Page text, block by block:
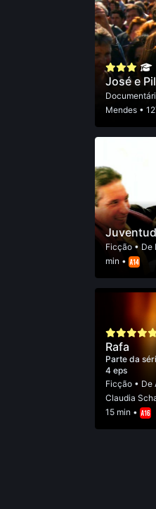
José e
Mendes•
Ficção• De
min •
Rafa
Parte da
4 eps
Ficção• De
Claudia
15 min •